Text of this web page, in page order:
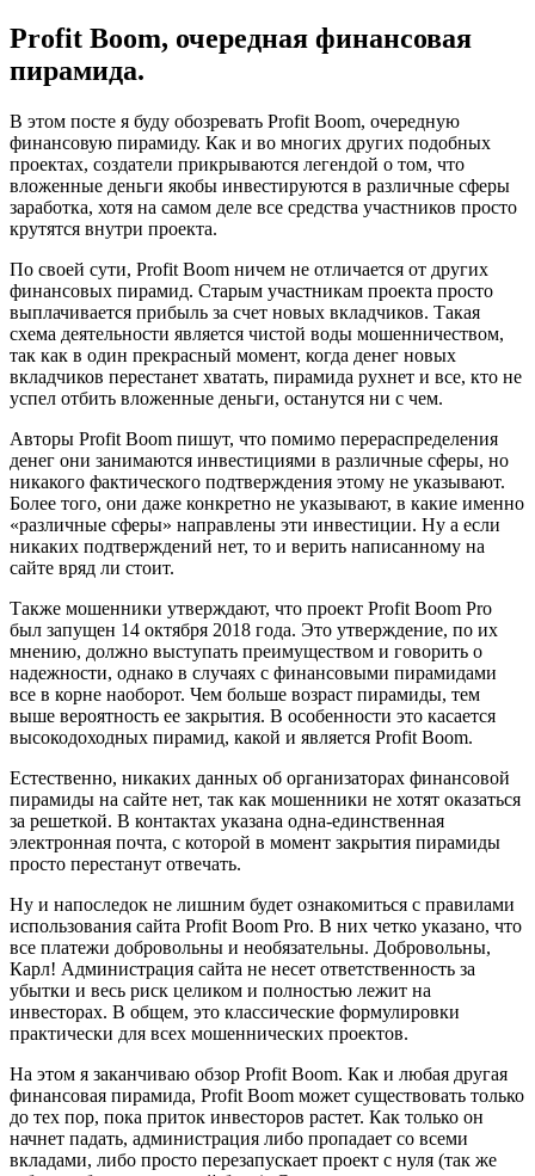
Profit Boom, очередная финансовая
пирамида.
В этом посте я буду обозревать Profit Boom, очередную
финансовую пирамиду. Как и во многих других подобных
проектах, создатели прикрываются легендой о том, что
вложенные деньги якобы инвестируются в различные сферы
заработка, хотя на самом деле все средства участников просто
крутятся внутри проекта.
По своей сути, Profit Boom ничем не отличается от других
финансовых пирамид. Старым участникам проекта просто
выплачивается прибыль за счет новых вкладчиков. Такая
схема деятельности является чистой воды мошенничеством,
так как в один прекрасный момент, когда денег новых
вкладчиков перестанет хватать, пирамида рухнет и все, кто не
успел отбить вложенные деньги, останутся ни с чем.
Авторы Profit Boom пишут, что помимо перераспределения
денег они занимаются инвестициями в различные сферы, но
никакого фактического подтверждения этому не указывают.
Более того, они даже конкретно не указывают, в какие именно
«различные сферы» направлены эти инвестиции. Ну а если
никаких подтверждений нет, то и верить написанному на
сайте вряд ли стоит.
Также мошенники утверждают, что проект Profit Boom Pro
был запущен 14 октября 2018 года. Это утверждение, по их
мнению, должно выступать преимуществом и говорить о
надежности, однако в случаях с финансовыми пирамидами
все в корне наоборот. Чем больше возраст пирамиды, тем
выше вероятность ее закрытия. В особенности это касается
высокодоходных пирамид, какой и является Profit Boom.
Естественно, никаких данных об организаторах финансовой
пирамиды на сайте нет, так как мошенники не хотят оказаться
за решеткой. В контактах указана одна-единственная
электронная почта, с которой в момент закрытия пирамиды
просто перестанут отвечать.
Ну и напоследок не лишним будет ознакомиться с правилами
использования сайта Profit Boom Pro. В них четко указано, что
все платежи добровольны и необязательны. Добровольны,
Карл! Администрация сайта не несет ответственность за
убытки и весь риск целиком и полностью лежит на
инвесторах. В общем, это классические формулировки
практически для всех мошеннических проектов.
На этом я заканчиваю обзор Profit Boom. Как и любая другая
финансовая пирамида, Profit Boom может существовать только
до тех пор, пока приток инвесторов растет. Как только он
начнет падать, администрация либо пропадает со всеми
вкладами, либо просто перезапускает проект с нуля (так же